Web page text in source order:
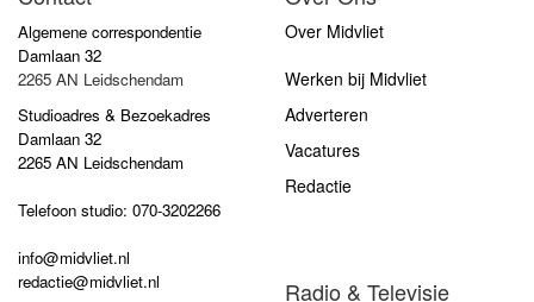
Algemene correspondentie
Damlaan 32
2265 AN Leidschendam
Studioadres & Bezoekadres
Damlaan 32
2265 AN Leidschendam
Telefoon studio: 070-3202266
info@midvliet.nl
redactie@midvliet.nl
Over Midvliet
Werken bij Midvliet
Adverteren
Vacatures
Redactie
Radio & Televisie